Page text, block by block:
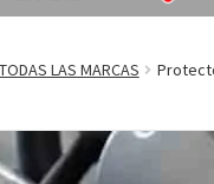
LAS MARCAS